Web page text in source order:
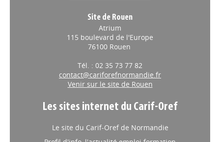
Site de Rouen
Atrium
115 boulevard de l'Europe
76100 Rouen
Tél. : 02 35 73 77 82
contact@cariforefnormandie.fr
Venir sur le site de Rouen
Les sites internet du Carif-Oref
Le site du Carif-Oref de Normandie